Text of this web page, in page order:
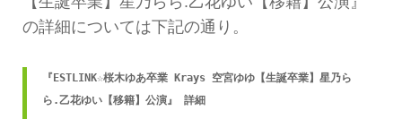
の詳細については下記の通り。
『ESTLINK☆桜木ゆあ卒業 Krays 空宮ゆゆ【生誕卒業】星乃ら
ら.乙花ゆい【移籍】公演』 詳細